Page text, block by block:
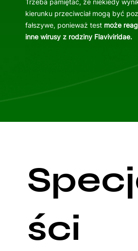
Trzeba pamiętać, że niekiedy
kierunku przeciwciał mogą być
fałszywe, ponieważ test może
inne wirusy z rodziny Flaviviridae.
ści